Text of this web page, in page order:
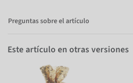
Preguntas sobre el artículo
Este artículo en otras versiones